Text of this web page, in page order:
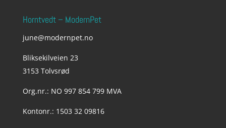
Horntvedt – ModernPet
june@modernpet.no
Bliksekilveien 23
3153 Tolvsrød
Org.nr.: NO 997 854 799 MVA
Kontonr.: 1503 32 09816